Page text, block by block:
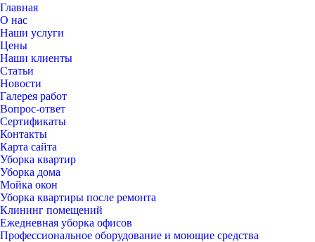
Главная
О нас
Наши услуги
Цены
Наши клиенты
Статьи
Новости
Галерея работ
Вопрос-ответ
Сертификаты
Контакты
Карта сайта
Уборка квартир
Уборка дома
Мойка окон
Уборка квартиры после ремонта
Клининг помещений
Ежедневная уборка офисов
Профессиональное оборудование и моющие средства